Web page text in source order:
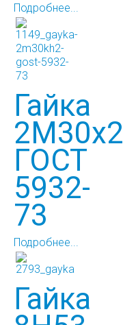
Подробнее...
Гайка
2М30х2
ГОСТ
5932-
73
Подробнее...
Гайка